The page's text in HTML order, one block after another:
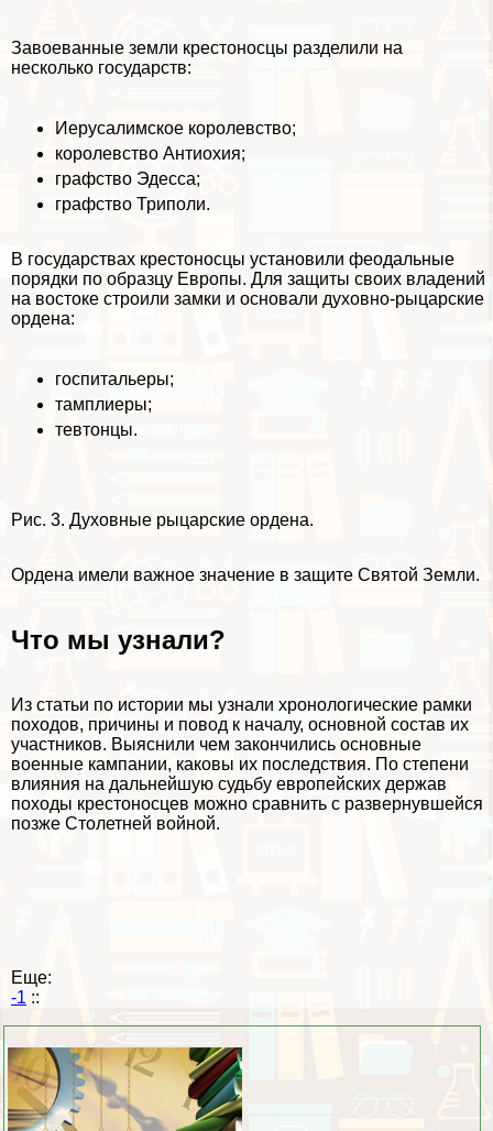
Завоеванные земли крестоносцы разделили на
несколько государств:
Иерусалимское королевство;
королевство Антиохия;
графство Эдесса;
графство Триполи.
В государствах крестоносцы установили феодальные
порядки по образцу Европы. Для защиты своих владений
на востоке строили замки и основали духовно-рыцарские
ордена:
госпитальеры;
тамплиеры;
тевтонцы.
Рис. 3. Духовные рыцарские ордена.
Ордена имели важное значение в защите Святой Земли.
Что мы узнали?
Из статьи по истории мы узнали хронологические рамки
походов, причины и повод к началу, основной состав их
участников. Выяснили чем закончились основные
военные кампании, каковы их последствия. По степени
влияния на дальнейшую судьбу европейских держав
походы крестоносцев можно сравнить с развернувшейся
позже Столетней войной.
Еще:
-1 ::